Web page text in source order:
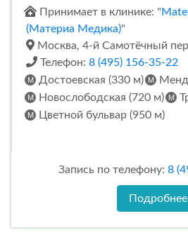
Принимает в клинике: "
(Материа Медика)"
Москва, 4-й Самотёчный
Телефон: 8 (495) 156-35-22
Достоевская (330 м)
Новослободская (720 м)
Цветной бульвар (950 м)
Запись по телефону: 8
Подробнее